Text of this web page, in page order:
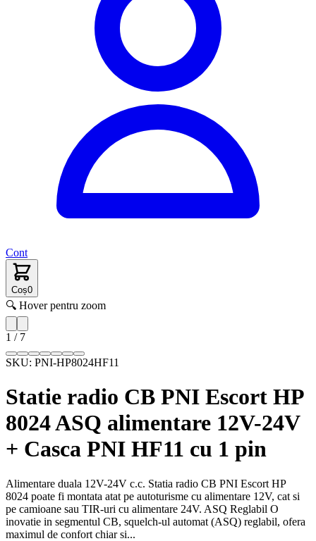
Cont
Coș0
🔍 Hover pentru zoom
1 / 7
SKU: PNI-HP8024HF11
Statie radio CB PNI Escort HP
8024 ASQ alimentare 12V-24V
+ Casca PNI HF11 cu 1 pin
Alimentare duala 12V-24V c.c. Statia radio CB PNI Escort HP
8024 poate fi montata atat pe autoturisme cu alimentare 12V, cat si
pe camioane sau TIR-uri cu alimentare 24V. ASQ Reglabil O
inovatie in segmentul CB, squelch-ul automat (ASQ) reglabil, ofera
maximul de confort chiar si...